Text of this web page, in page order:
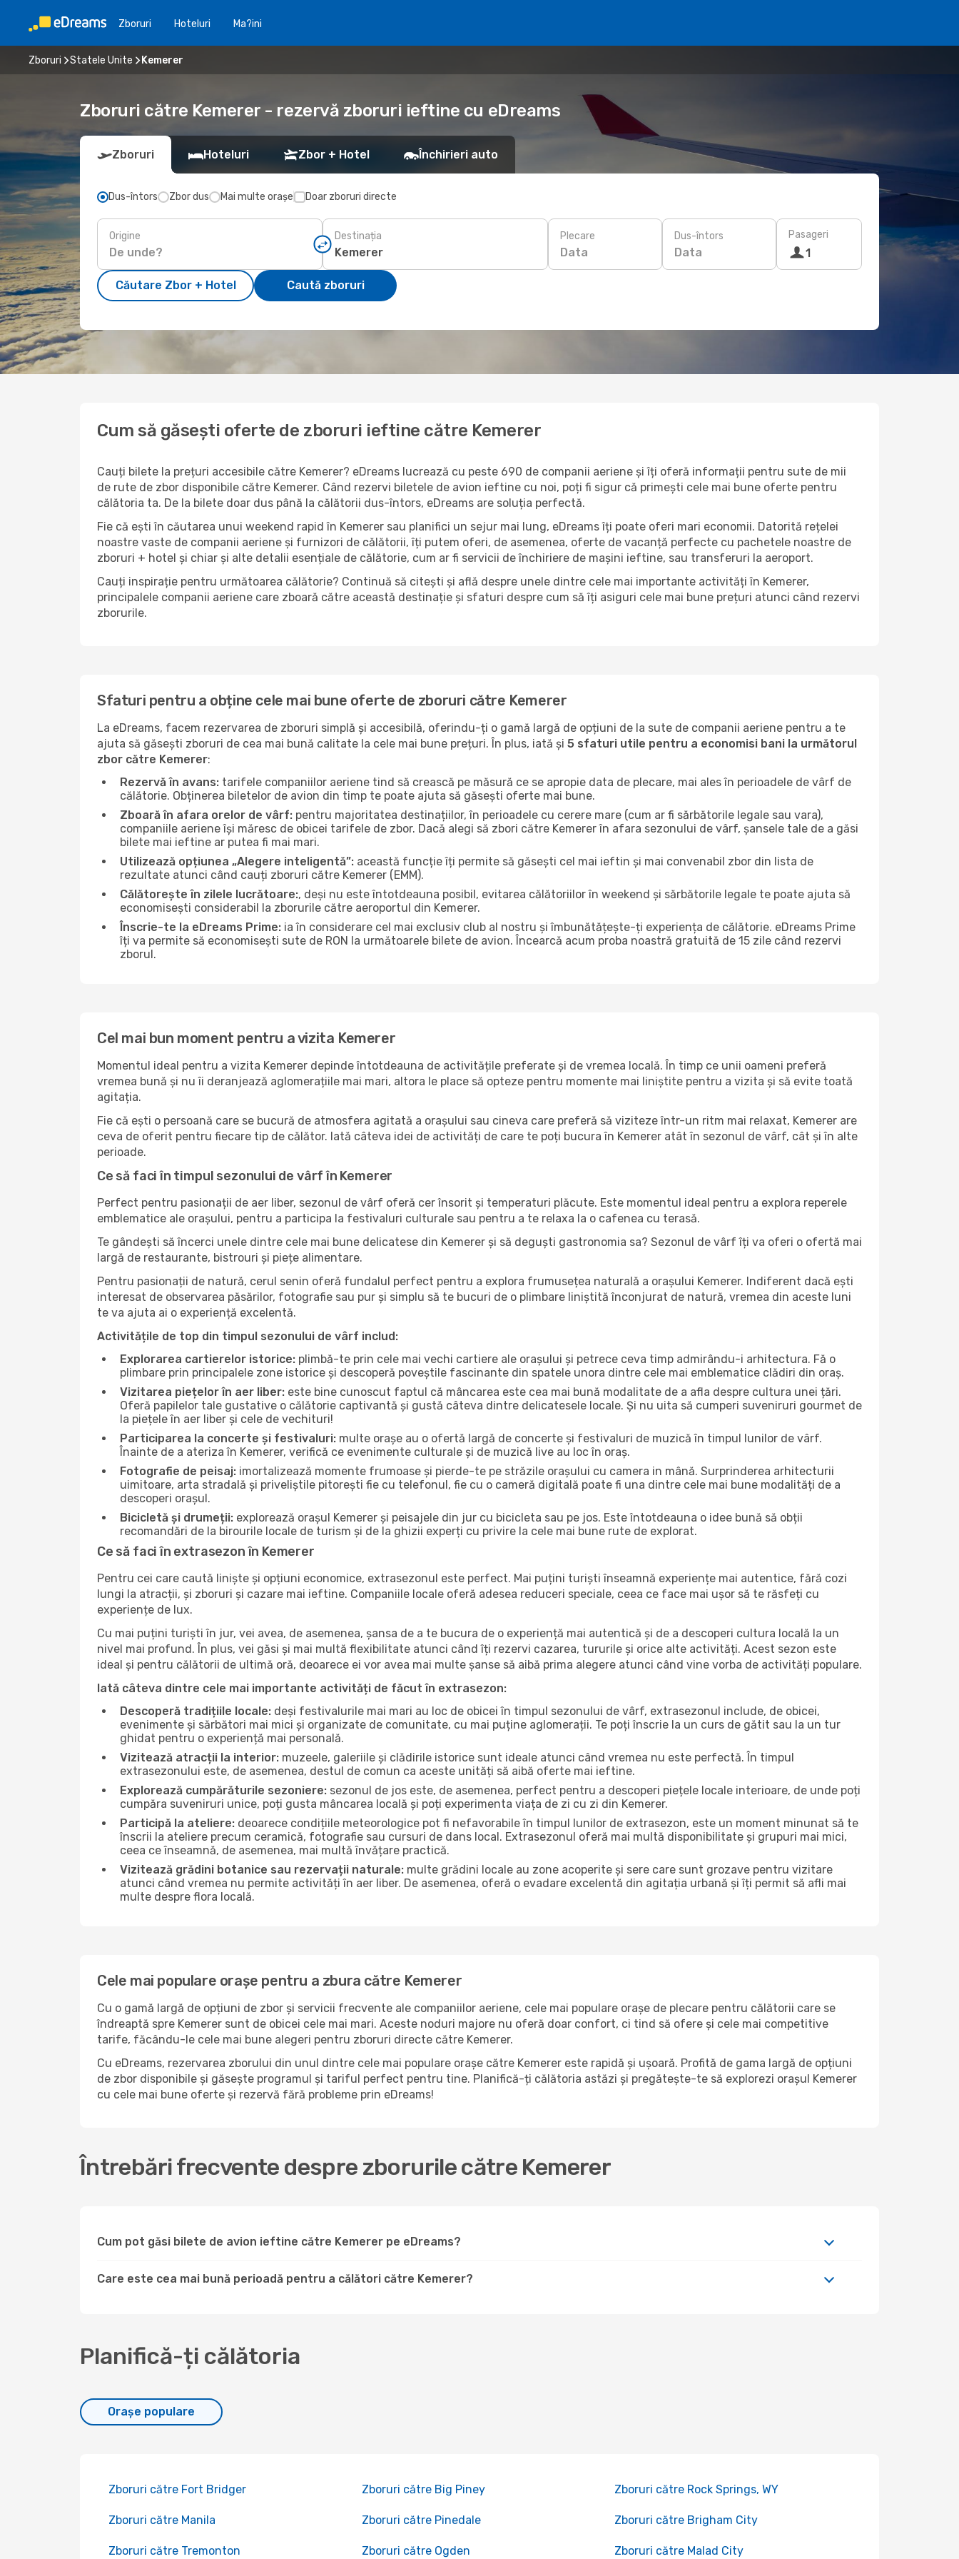
Zboruri Hoteluri Ma?ini
Zboruri Statele Unite Kemerer
Zboruri către Kemerer - rezervă zboruri ieftine cu eDreams
Zboruri Hoteluri Zbor + Hotel Închirieri auto
Dus-întors Zbor dus Mai multe orașe Doar zboruri directe
Origine Destinația Plecare
Data
Dus-întors
Data
Pasageri
1
Căutare Zbor + Hotel Caută zboruri
Cum să găsești oferte de zboruri ieftine către Kemerer
Cauți bilete la prețuri accesibile către Kemerer? eDreams lucrează cu peste 690 de companii aeriene și îți oferă informații pentru sute de mii
de rute de zbor disponibile către Kemerer. Când rezervi biletele de avion ieftine cu noi, poți fi sigur că primești cele mai bune oferte pentru
călătoria ta. De la bilete doar dus până la călătorii dus-întors, eDreams are soluția perfectă.
Fie că ești în căutarea unui weekend rapid în Kemerer sau planifici un sejur mai lung, eDreams îți poate oferi mari economii. Datorită rețelei
noastre vaste de companii aeriene și furnizori de călătorii, îți putem oferi, de asemenea, oferte de vacanță perfecte cu pachetele noastre de
zboruri + hotel și chiar și alte detalii esențiale de călătorie, cum ar fi servicii de închiriere de mașini ieftine, sau transferuri la aeroport.
Cauți inspirație pentru următoarea călătorie? Continuă să citești și află despre unele dintre cele mai importante activități în Kemerer,
principalele companii aeriene care zboară către această destinație și sfaturi despre cum să îți asiguri cele mai bune prețuri atunci când rezervi
zborurile.
Sfaturi pentru a obține cele mai bune oferte de zboruri către Kemerer
La eDreams, facem rezervarea de zboruri simplă și accesibilă, oferindu-ți o gamă largă de opțiuni de la sute de companii aeriene pentru a te
ajuta să găsești zboruri de cea mai bună calitate la cele mai bune prețuri. În plus, iată și 5 sfaturi utile pentru a economisi bani la următorul
zbor către Kemerer:
Rezervă în avans: tarifele companiilor aeriene tind să crească pe măsură ce se apropie data de plecare, mai ales în perioadele de vârf de
călătorie. Obținerea biletelor de avion din timp te poate ajuta să găsești oferte mai bune.
Zboară în afara orelor de vârf: pentru majoritatea destinațiilor, în perioadele cu cerere mare (cum ar fi sărbătorile legale sau vara),
companiile aeriene își măresc de obicei tarifele de zbor. Dacă alegi să zbori către Kemerer în afara sezonului de vârf, șansele tale de a găsi
bilete mai ieftine ar putea fi mai mari.
Utilizează opțiunea „Alegere inteligentă”: această funcție îți permite să găsești cel mai ieftin și mai convenabil zbor din lista de
rezultate atunci când cauți zboruri către Kemerer (EMM).
Călătorește în zilele lucrătoare:, deși nu este întotdeauna posibil, evitarea călătoriilor în weekend și sărbătorile legale te poate ajuta să
economisești considerabil la zborurile către aeroportul din Kemerer.
Înscrie-te la eDreams Prime: ia în considerare cel mai exclusiv club al nostru și îmbunătățește-ți experiența de călătorie. eDreams Prime
îți va permite să economisești sute de RON la următoarele bilete de avion. Încearcă acum proba noastră gratuită de 15 zile când rezervi
zborul.
Cel mai bun moment pentru a vizita Kemerer
Momentul ideal pentru a vizita Kemerer depinde întotdeauna de activitățile preferate și de vremea locală. În timp ce unii oameni preferă
vremea bună și nu îi deranjează aglomerațiile mai mari, altora le place să opteze pentru momente mai liniștite pentru a vizita și să evite toată
agitația.
Fie că ești o persoană care se bucură de atmosfera agitată a orașului sau cineva care preferă să viziteze într-un ritm mai relaxat, Kemerer are
ceva de oferit pentru fiecare tip de călător. Iată câteva idei de activități de care te poți bucura în Kemerer atât în ​​sezonul de vârf, cât și în alte
perioade.
Ce să faci în timpul sezonului de vârf în Kemerer
Perfect pentru pasionații de aer liber, sezonul de vârf oferă cer însorit și temperaturi plăcute. Este momentul ideal pentru a explora reperele
emblematice ale orașului, pentru a participa la festivaluri culturale sau pentru a te relaxa la o cafenea cu terasă.
Te gândești să încerci unele dintre cele mai bune delicatese din Kemerer și să deguști gastronomia sa? Sezonul de vârf îți va oferi o ofertă mai
largă de restaurante, bistrouri și piețe alimentare.
Pentru pasionații de natură, cerul senin oferă fundalul perfect pentru a explora frumusețea naturală a orașului Kemerer. Indiferent dacă ești
interesat de observarea păsărilor, fotografie sau pur și simplu să te bucuri de o plimbare liniștită înconjurat de natură, vremea din aceste luni
te va ajuta ai o experiență excelentă.
Activitățile de top din timpul sezonului de vârf includ:
Explorarea cartierelor istorice: plimbă-te prin cele mai vechi cartiere ale orașului și petrece ceva timp admirându-i arhitectura. Fă o
plimbare prin principalele zone istorice și descoperă poveștile fascinante din spatele unora dintre cele mai emblematice clădiri din oraș.
Vizitarea piețelor în aer liber: este bine cunoscut faptul că mâncarea este cea mai bună modalitate de a afla despre cultura unei țări.
Oferă papilelor tale gustative o călătorie captivantă și gustă câteva dintre delicatesele locale. Și nu uita să cumperi suveniruri gourmet de
la piețele în aer liber și cele de vechituri!
Participarea la concerte și festivaluri: multe orașe au o ofertă largă de concerte și festivaluri de muzică în timpul lunilor de vârf.
Înainte de a ateriza în Kemerer, verifică ce evenimente culturale și de muzică live au loc în oraș.
Fotografie de peisaj: imortalizează momente frumoase și pierde-te pe străzile orașului cu camera in mână. Surprinderea arhitecturii
uimitoare, arta stradală și priveliștile pitorești fie cu telefonul, fie cu o cameră digitală poate fi una dintre cele mai bune modalități de a
descoperi orașul.
Bicicletă și drumeții: explorează orașul Kemerer și peisajele din jur cu bicicleta sau pe jos. Este întotdeauna o idee bună să obții
recomandări de la birourile locale de turism și de la ghizii experți cu privire la cele mai bune rute de explorat.
Ce să faci în extrasezon în Kemerer
Pentru cei care caută liniște și opțiuni economice, extrasezonul este perfect. Mai puțini turiști înseamnă experiențe mai autentice, fără cozi
lungi la atracții, și zboruri și cazare mai ieftine. Companiile locale oferă adesea reduceri speciale, ceea ce face mai ușor să te răsfeți cu
experiențe de lux.
Cu mai puțini turiști în jur, vei avea, de asemenea, șansa de a te bucura de o experiență mai autentică și de a descoperi cultura locală la un
nivel mai profund. În plus, vei găsi și mai multă flexibilitate atunci când îți rezervi cazarea, tururile și orice alte activități. Acest sezon este
ideal și pentru călătorii de ultimă oră, deoarece ei vor avea mai multe șanse să aibă prima alegere atunci când vine vorba de activități populare.
Iată câteva dintre cele mai importante activități de făcut în extrasezon:
Descoperă tradițiile locale: deși festivalurile mai mari au loc de obicei în timpul sezonului de vârf, extrasezonul include, de obicei,
evenimente și sărbători mai mici și organizate de comunitate, cu mai puține aglomerații. Te poți înscrie la un curs de gătit sau la un tur
ghidat pentru o experiență mai personală.
Vizitează atracții la interior: muzeele, galeriile și clădirile istorice sunt ideale atunci când vremea nu este perfectă. În timpul
extrasezonului este, de asemenea, destul de comun ca aceste unități să aibă oferte mai ieftine.
Explorează cumpărăturile sezoniere: sezonul de jos este, de asemenea, perfect pentru a descoperi piețele locale interioare, de unde poți
cumpăra suveniruri unice, poți gusta mâncarea locală și poți experimenta viața de zi cu zi din Kemerer.
Participă la ateliere: deoarece condițiile meteorologice pot fi nefavorabile în timpul lunilor de extrasezon, este un moment minunat să te
înscrii la ateliere precum ceramică, fotografie sau cursuri de dans local. Extrasezonul oferă mai multă disponibilitate și grupuri mai mici,
ceea ce înseamnă, de asemenea, mai multă învățare practică.
Vizitează grădini botanice sau rezervații naturale: multe grădini locale au zone acoperite și sere care sunt grozave pentru vizitare
atunci când vremea nu permite activități în aer liber. De asemenea, oferă o evadare excelentă din agitația urbană și îți permit să afli mai
multe despre flora locală.
Cele mai populare orașe pentru a zbura către Kemerer
Cu o gamă largă de opțiuni de zbor și servicii frecvente ale companiilor aeriene, cele mai populare orașe de plecare pentru călătorii care se
îndreaptă spre Kemerer sunt de obicei cele mai mari. Aceste noduri majore nu oferă doar confort, ci tind să ofere și cele mai competitive
tarife, făcându-le cele mai bune alegeri pentru zboruri directe către Kemerer.
Cu eDreams, rezervarea zborului din unul dintre cele mai populare orașe către Kemerer este rapidă și ușoară. Profită de gama largă de opțiuni
de zbor disponibile și găsește programul și tariful perfect pentru tine. Planifică-ți călătoria astăzi și pregătește-te să explorezi orașul Kemerer
cu cele mai bune oferte și rezervă fără probleme prin eDreams!
Întrebări frecvente despre zborurile către Kemerer
Cum pot găsi bilete de avion ieftine către Kemerer pe eDreams?
Care este cea mai bună perioadă pentru a călători către Kemerer?
Planifică-ți călătoria
Orașe populare
Zboruri către Fort Bridger Zboruri către Big Piney Zboruri către Rock Springs, WY
Zboruri către Manila Zboruri către Pinedale Zboruri către Brigham City
Zboruri către Tremonton Zboruri către Ogden Zboruri către Malad City